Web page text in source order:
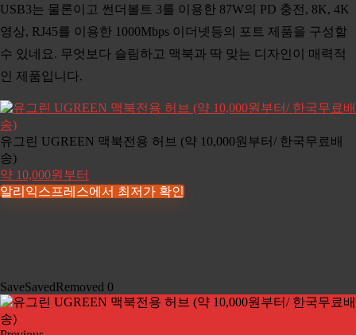
USB3는 물론이고 썬더볼트 3를 이용한 87W의 PD 충전, 8K, 4K
영상, RJ45를 이용한 1000Mbps 이더넷등의 포트 제품을 구성할
수 있네요. 무엇보다 슬림하고 맥북과 딱 맞는 디자인이 매력적
인 제품입니다.
유그린 UGREEN 맥북전용 허브 (약 10,000원부터/ 한국무료배
송)
약 10,000원부터
알리익스프레스에서 최저가 확인
SaveSavedRemoved 0